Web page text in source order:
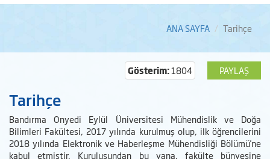
ANA SAYFA Tarihçe
PAYLAŞ
Gösterim:1804
Tarihçe
Bandırma Onyedi Eylül Üniversitesi Mühendislik ve Doğa
Bilimleri Fakültesi, 2017 yılında kurulmuş olup, ilk öğrencilerini
2018 yılında Elektronik ve Haberleşme Mühendisliği Bölümü'ne
kabul etmiştir. Kuruluşundan bu yana, fakülte bünyesine